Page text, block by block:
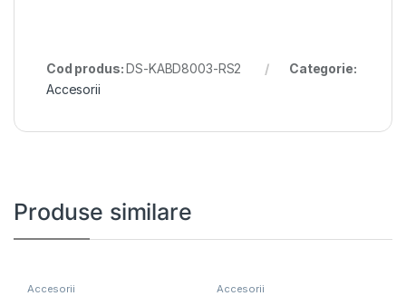
Cod produs:DS-KABD8003-RS2
Categorie:
Accesorii
Produse similare
Accesorii Accesorii